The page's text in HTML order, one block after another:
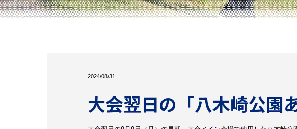
2024/08/31
大会翌日の「八木崎公園